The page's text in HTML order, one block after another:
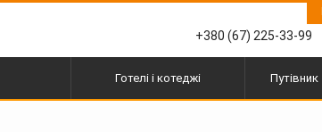
+380 (67) 225-33-99
Готелі і котеджі Путівник